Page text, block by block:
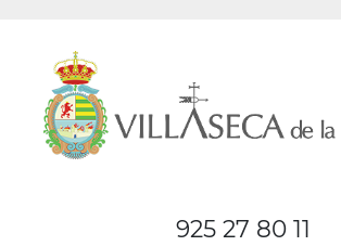
925 27 80 11